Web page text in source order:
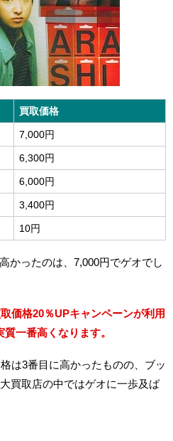
買取価格
7,000円
6,300円
6,000円
3,400円
10円
かったのは、7,000円でゲオでし
価格20％UPキャンペーンが利用
一番高くなります。
は3番目に高かったものの、ブッ
買取店の中ではゲオに一歩及ば